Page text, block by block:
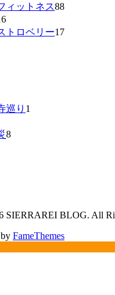
ィットネス88
トロベリー17
巡り 1
8
SIERRAREI BLOG. All
FameThemes